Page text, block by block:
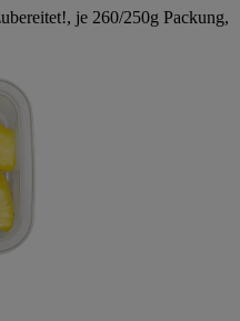
je 260/250g Packung,